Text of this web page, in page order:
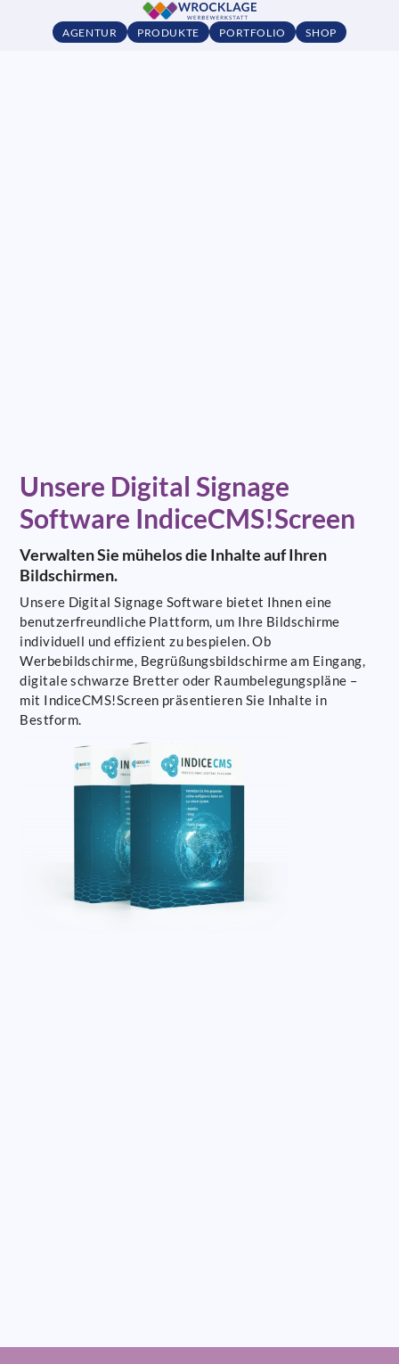
AGENTUR PRODUKTE PORTFOLIO SHOP
Unsere Digital Signage
Software IndiceCMS!Screen
Verwalten Sie mühelos die Inhalte auf Ihren
Bildschirmen.
Unsere Digital Signage Software bietet Ihnen eine
benutzerfreundliche Plattform, um Ihre Bildschirme
individuell und effizient zu bespielen. Ob
Werbebildschirme, Begrüßungsbildschirme am Eingang,
digitale schwarze Bretter oder Raumbelegungspläne –
mit IndiceCMS!Screen präsentieren Sie Inhalte in
Bestform.